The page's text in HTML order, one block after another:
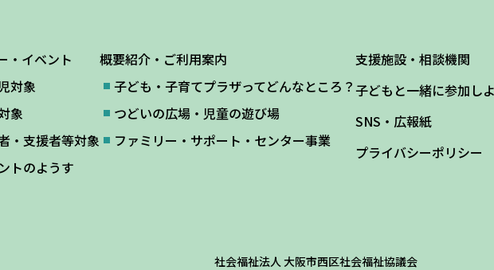
・イベント
対象
象
・支援者等対象
トのようす
概要紹介・ご利用案内
子ども・子育てプラザってどんなところ？
つどいの広場・児童の遊び場
ファミリー・サポート・センター事業
支援施設・相談機関
子どもと一緒に参加し
SNS・広報紙
プライバシーポリシー
社会福祉法人 大阪市西区社会福祉協議会